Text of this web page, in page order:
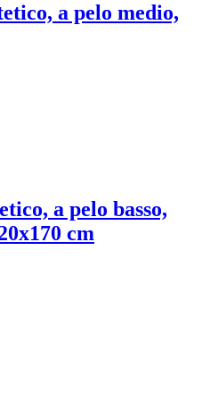
a pelo medio,
a pelo basso,
cm